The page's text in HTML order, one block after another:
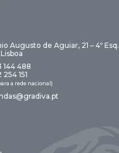
Augusto de Aguiar, 21 – 4º Esq.
144 488
254 151
a rede nacional)